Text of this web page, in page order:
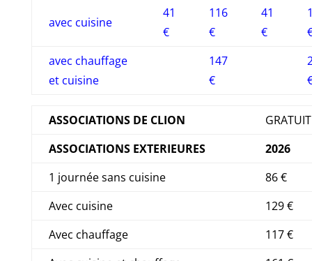
avec cuisine
41
€
116
€
41
€
avec chauffage
et cuisine
147
€
ASSOCIATIONS DE CLION
GRATUIT
ASSOCIATIONS EXTERIEURES
2026
1 journée sans cuisine
86 €
Avec cuisine
129 €
Avec chauffage
117 €